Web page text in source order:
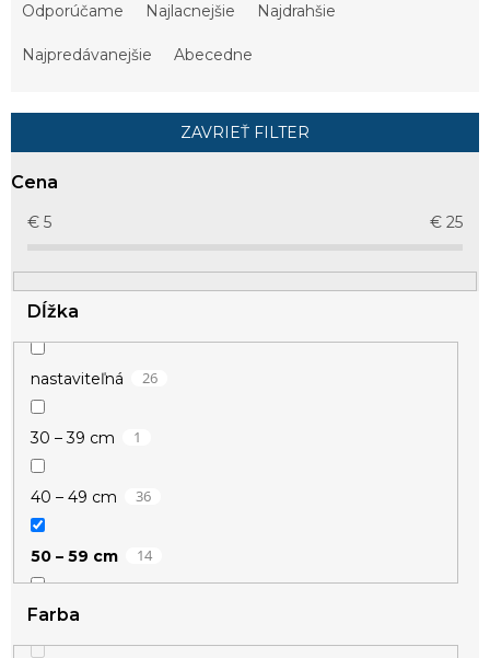
p
r
k
t
v
Odporúčame Najlacnejšie Najdrahšie
Najpredávanejšie Abecedne
ZAVRIEŤ FILTER
Cena
€ 5 € 25
Dĺžka
nastaviteľná 26
30 – 39 cm 1
40 – 49 cm 36
50 – 59 cm 14
44,5-49,5 cm
Farba